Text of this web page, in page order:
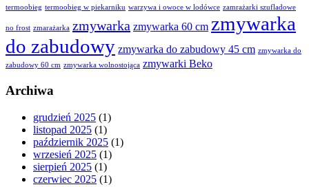
termoobieg termoobieg w piekarniku warzywa i owoce w lodówce zamrażarki szufladowe
no frost zmarażarka zmywarka zmywarka 60 cm zmywarka
do zabudowy zmywarka do zabudowy 45 cm zmywarka do
zabudowy 60 cm zmywarka wolnostojąca zmywarki Beko
Archiwa
grudzień 2025 (1)
listopad 2025 (1)
październik 2025 (1)
wrzesień 2025 (1)
sierpień 2025 (1)
czerwiec 2025 (1)